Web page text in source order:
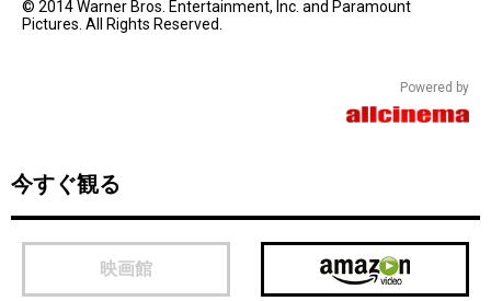
© 2014 Warner Bros. Entertainment, Inc. and Paramount
Pictures. All Rights Reserved.
Powered by
今すぐ観る
映画館